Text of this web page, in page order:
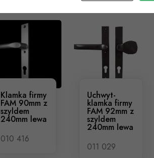
Klamka firmy
FAM 90mm z
szyldem
240mm lewa
010 416
Uchwyt-
klamka firmy
FAM 92mm z
szyldem
240mm lewa
011 029